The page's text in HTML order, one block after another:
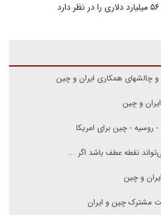
و چالشهای همکاری ایران و چین
و چین
- چین برای امریکا
نقطه عطف باشد اگر ...
و چین
مشترک چین و ایران